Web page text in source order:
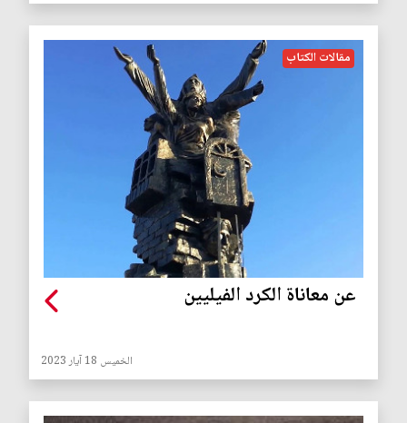
مقالات الكتاب
عن معاناة الكرد الفيليين
الخميس 18 آيار 2023